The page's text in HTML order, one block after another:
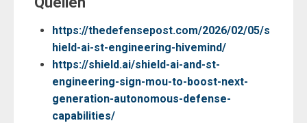
https://thedefensepost.com/2026/02/05/s
hield-ai-st-engineering-hivemind/
https://shield.ai/shield-ai-and-st-
engineering-sign-mou-to-boost-next-
generation-autonomous-defense-
capabilities/